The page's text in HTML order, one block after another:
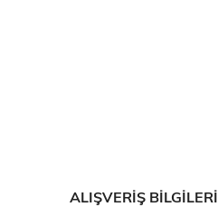
ALIŞVERİŞ BİLGİLERİ